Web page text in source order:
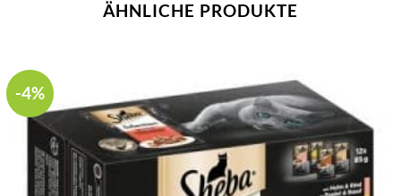
ÄHNLICHE PRODUKTE
-4%